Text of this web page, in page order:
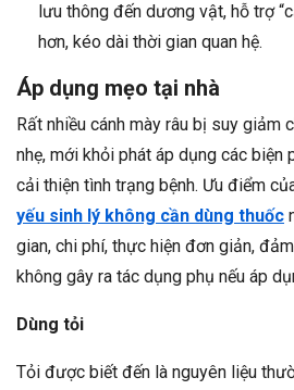
lưu thông đến dương vật, hỗ trợ
hơn, kéo dài thời gian quan hệ.
Áp dụng mẹo tại nhà
Rất nhiều cánh mày râu bị suy giảm
nhẹ, mới khỏi phát áp dụng các biện
cải thiện tình trạng bệnh. Ưu điểm
yếu sinh lý không cần dùng thuốc
gian, chi phí, thực hiện đơn giản,
không gây ra tác dụng phụ nếu áp
Dùng tỏi
Tỏi được biết đến là nguyên liệu